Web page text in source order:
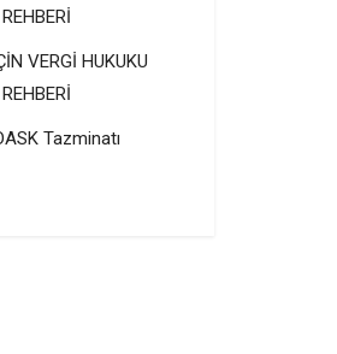
VERGİ HUKUKU
Tazminatı